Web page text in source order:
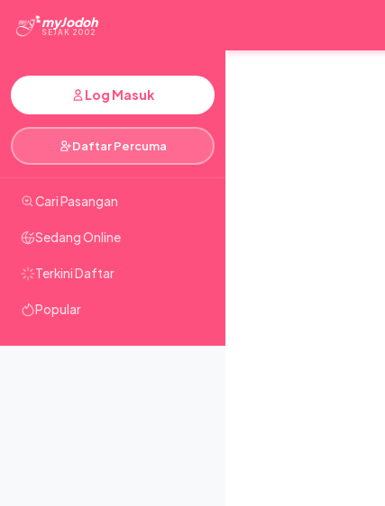
myJodoh
SEJAK 2002
Log Masuk
Daftar Percuma
Cari Pasangan
Sedang Online
Terkini Daftar
Popular